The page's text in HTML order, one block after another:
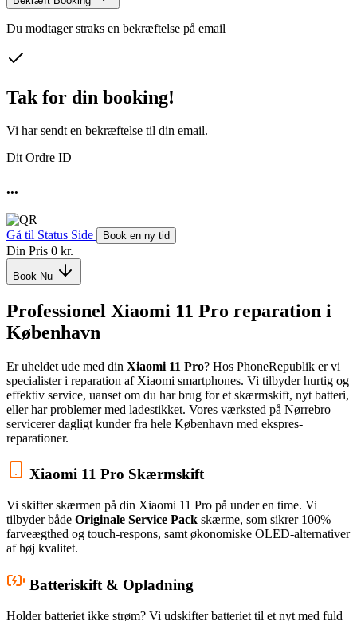
Du modtager straks en bekræftelse på email
Tak for din booking!
Vi har sendt en bekræftelse til din email.
Dit Ordre ID
...
Gå til Status Side Book en ny tid
Din Pris 0 kr.
Book Nu
Professionel Xiaomi 11 Pro reparation i
København
Er uheldet ude med din Xiaomi 11 Pro? Hos PhoneRepublik er vi
specialister i reparation af Xiaomi smartphones. Vi tilbyder hurtig og
effektiv service, uanset om du har brug for et skærmskift, nyt batteri,
eller har problemer med ladestikket. Vores værksted på Nørrebro
servicerer dagligt kunder fra hele København med ekspres-
reparationer.
Xiaomi 11 Pro Skærmskift
Vi skifter skærmen på din Xiaomi 11 Pro på under en time. Vi
tilbyder både Originale Service Pack skærme, som sikrer 100%
farveægthed og touch-respons, samt økonomiske OLED-alternativer
af høj kvalitet.
Batteriskift & Opladning
Holder batteriet ikke strøm? Vi udskifter batteriet til et nyt med fuld